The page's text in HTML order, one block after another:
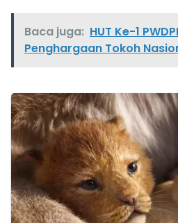
Baca juga: HUT Ke-1
Penghargaan Tokoh